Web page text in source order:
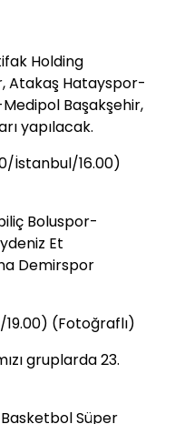
Holding
Atakaş Hatayspor-
Başakşehir,
yapılacak.
İstanbul/16.00)
Boluspor-
Et
Demirspor
(Fotoğraflı)
gruplarda 23.
Süper